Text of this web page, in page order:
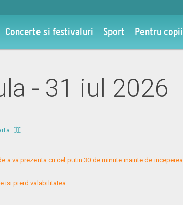
Concerte si festivaluri Sport Pentru copii
- 31 iul 2026
a va prezenta cu cel putin 30 de minute inainte de inceperea
isi pierd valabilitatea.